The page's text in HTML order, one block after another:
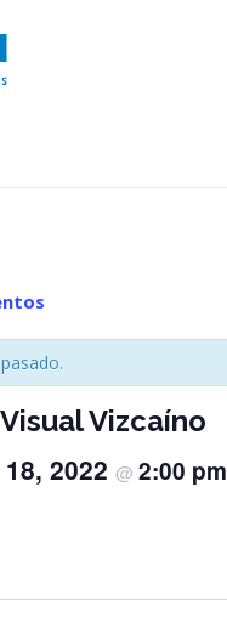
Vizcaíno
2022 @ 2:00 pm